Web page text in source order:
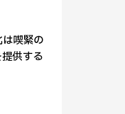
喫緊の
供する